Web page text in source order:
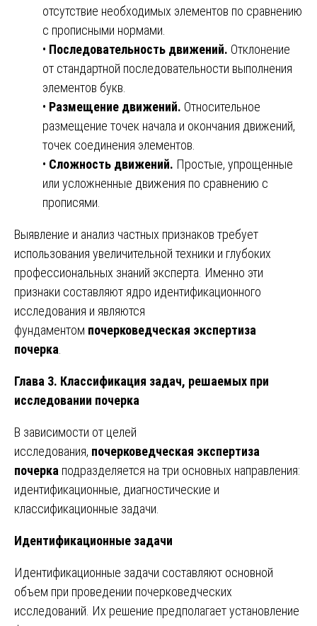
отсутствие необходимых элементов по сравнению
с прописными нормами.
• Последовательность движений. Отклонение
от стандартной последовательности выполнения
элементов букв.
• Размещение движений. Относительное
размещение точек начала и окончания движений,
точек соединения элементов.
• Сложность движений. Простые, упрощенные
или усложненные движения по сравнению с
прописями.
Выявление и анализ частных признаков требует
использования увеличительной техники и глубоких
профессиональных знаний эксперта. Именно эти
признаки составляют ядро идентификационного
исследования и являются
фундаментом почерковедческая экспертиза
почерка
Глава 3. Классификация задач, решаемых при
исследовании почерка
В зависимости от целей
исследования, почерковедческая экспертиза
почерка подразделяется на три основных направления:
идентификационные, диагностические и
классификационные задачи.
Идентификационные задачи
Идентификационные задачи составляют основной
объем при проведении почерковедческих
исследований. Их решение предполагает установление